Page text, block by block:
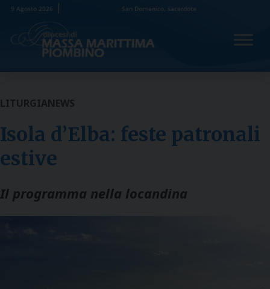
Skip
content
9 Agosto 2026 San Domenico, sacerdote
LITURGIANEWS
Isola d’Elba: feste patronali
estive
Il programma nella locandina